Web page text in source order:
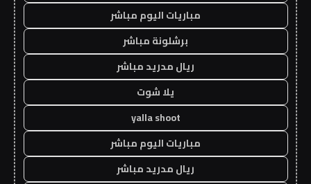
مباريات اليوم مباشر
برشلونة مباشر
ريال مدريد مباشر
يلا شوت
yalla shoot
مباريات اليوم مباشر
ريال مدريد مباشر